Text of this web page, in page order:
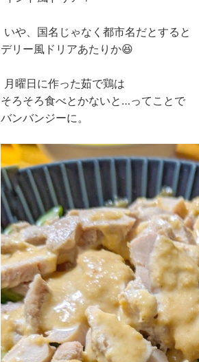
いや、国名じゃなく都市名だとすると
デリー風ドリアあたりか😆
月曜日に作った茹で鶏は
そろそろ食べとかないと…ってことで
バンバンジーに。